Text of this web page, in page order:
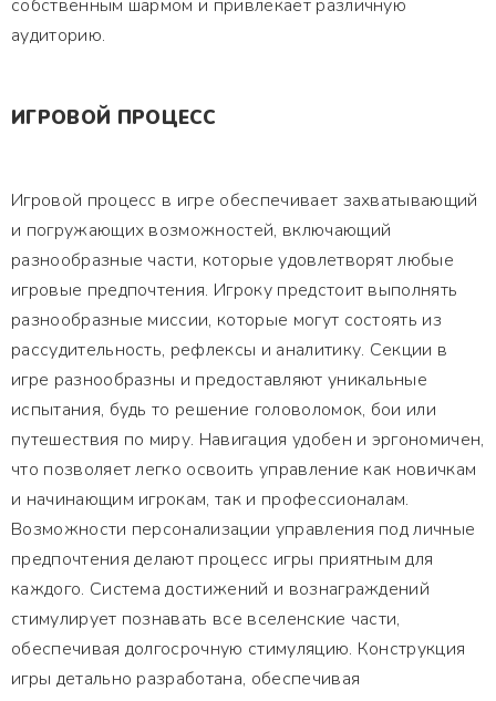
собственным шармом и привлекает различную
аудиторию.
ИГРОВОЙ ПРОЦЕСС
Игровой процесс в игре обеспечивает захватывающий
и погружающих возможностей, включающий
разнообразные части, которые удовлетворят любые
игровые предпочтения. Игроку предстоит выполнять
разнообразные миссии, которые могут состоять из
рассудительность, рефлексы и аналитику. Секции в
игре разнообразны и предоставляют уникальные
испытания, будь то решение головоломок, бои или
путешествия по миру. Навигация удобен и эргономичен,
что позволяет легко освоить управление как новичкам
и начинающим игрокам, так и профессионалам.
Возможности персонализации управления под личные
предпочтения делают процесс игры приятным для
каждого. Система достижений и вознаграждений
стимулирует познавать все вселенские части,
обеспечивая долгосрочную стимуляцию. Конструкция
игры детально разработана, обеспечивая